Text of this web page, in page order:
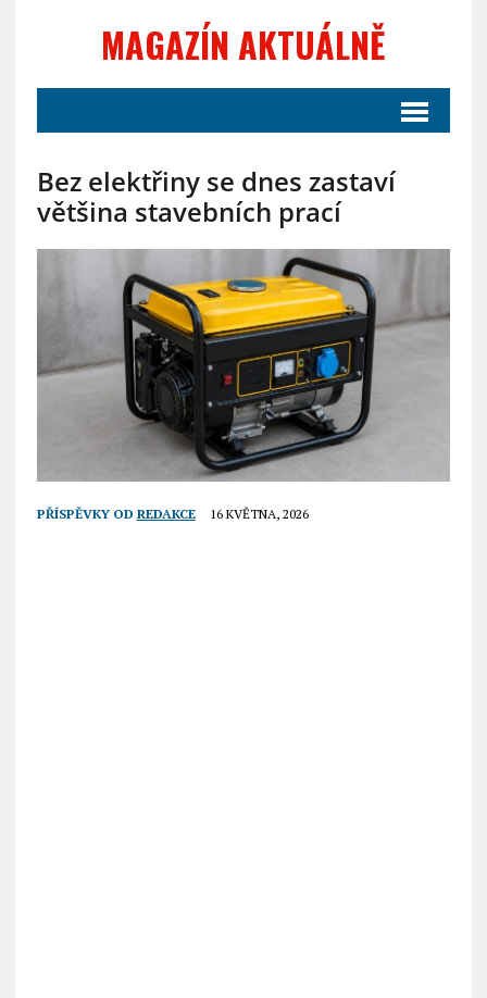
MAGAZÍN AKTUÁLNĚ
Bez elektřiny se dnes zastaví
většina stavebních prací
PŘÍSPĚVKY OD REDAKCE 16 KVĚTNA, 2026